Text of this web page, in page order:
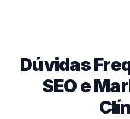
Dúvidas
SEO e